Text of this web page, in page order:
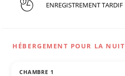
ENREGISTREMENT TARDIF
HÉBERGEMENT POUR LA NUIT
CHAMBRE 1